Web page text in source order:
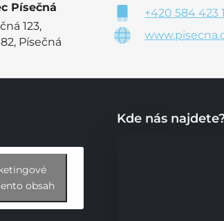
Písečná
123,
Písečná
+420 584 423
obsah
Kde nás